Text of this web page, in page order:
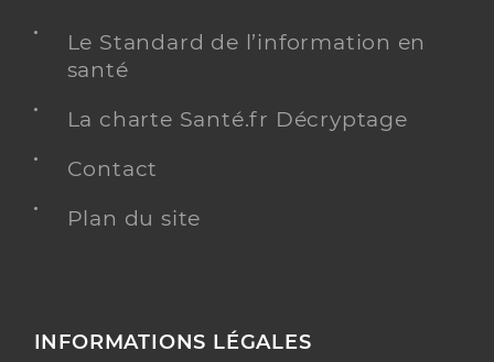
Le Standard de l’information en
santé
La charte Santé.fr Décryptage
Contact
Plan du site
INFORMATIONS LÉGALES